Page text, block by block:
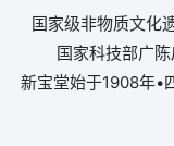
国家级非物质文化
国家科技部广
新宝堂始于1908年•